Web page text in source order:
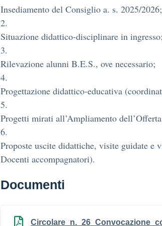
Insediamento del Consiglio a. s. 2025/2026;
2.
Situazione didattico-disciplinare in ingresso;
3.
Rilevazione alunni B.E.S., ove necessario;
4.
Progettazione didattico-educativa
5.
Progetti mirati all’Ampliamento
6.
Proposte uscite didattiche, visite guidate e
Docenti accompagnatori).
Documenti